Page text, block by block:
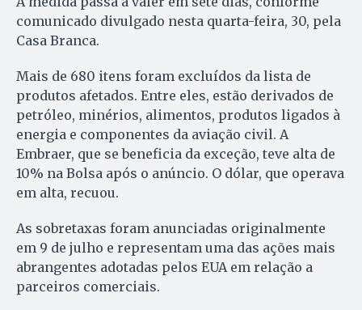
comunicado divulgado nesta quarta-feira, 30, pela
Casa Branca.
Mais de 680 itens foram excluídos da lista de
produtos afetados. Entre eles, estão derivados de
petróleo, minérios, alimentos, produtos ligados à
energia e componentes da aviação civil. A
Embraer, que se beneficia da exceção, teve alta de
10% na Bolsa após o anúncio. O dólar, que operava
em alta, recuou.
As sobretaxas foram anunciadas originalmente
em 9 de julho e representam uma das ações mais
abrangentes adotadas pelos EUA em relação a
parceiros comerciais.